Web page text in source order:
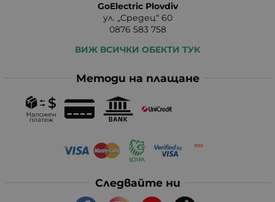
GoElectric Plovdiv
ул. „Средец“ 60
0876 583 758
ВИЖ ВСИЧКИ ОБЕКТИ ТУК
Методи на плащане
Следвайте ни